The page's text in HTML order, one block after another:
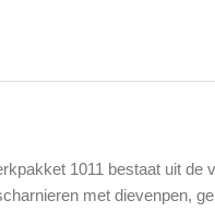
1011 bestaat uit de
met dievenpen,